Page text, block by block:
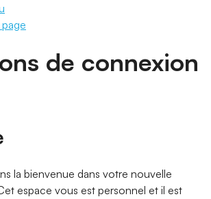
de connexion
la bienvenue dans votre nouvelle
espace vous est personnel et il est